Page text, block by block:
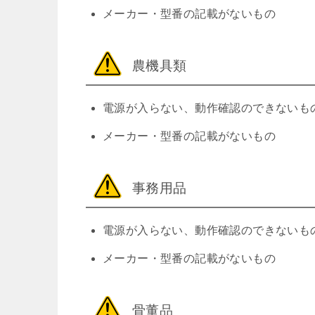
メーカー・型番の記載がないもの
農機具類
電源が入らない、動作確認のできないも
メーカー・型番の記載がないもの
事務用品
電源が入らない、動作確認のできないも
メーカー・型番の記載がないもの
骨董品